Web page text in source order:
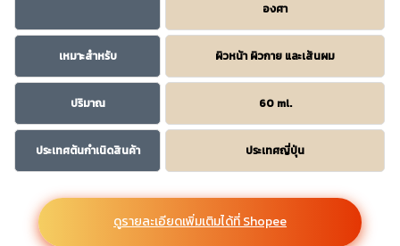
องศา
เหมาะสำหรับ ผิวหน้า ผิวกาย และเส้นผม
ปริมาณ 60 ml.
ประเทศต้นกำเนิดสินค้า ประเทศญี่ปุ่น
ดูรายละเอียดเพิ่มเติมได้ที่ Shopee